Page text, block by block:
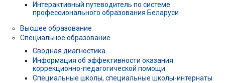
Интерактивный путеводитель по системе
профессионального образования Беларуси
Высшее образование
Специальное образование
Сводная диагностика
Информация об эффективности оказания
коррекционно-педагогической помощи
Специальные школы, специальные школы-интернаты